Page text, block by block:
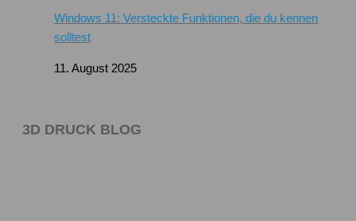
Windows 11: Versteckte Funktionen, die du kennen
solltest
11. August 2025
3D DRUCK BLOG